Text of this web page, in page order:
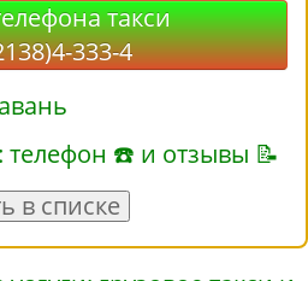
такси
333-4
☎ и отзывы 📝
в списке